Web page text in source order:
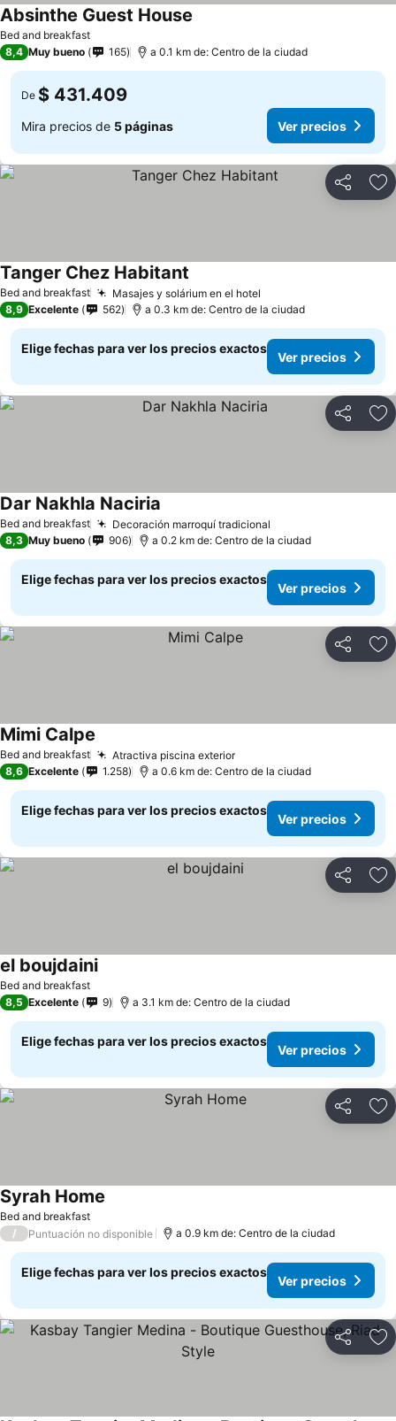
Bed and breakfast
Absinthe Guest House
8,4 Muy bueno 165 a 0.1 km de: Centro de la ciudad
De $ 431.409
Mira precios de 5 páginas Ver precios
Compartir
Bed and breakfast Masajes y solárium en el hotel
Tanger Chez Habitant
8,9 Excelente 562 a 0.3 km de: Centro de la ciudad
Elige fechas para ver los precios exactos
Ver precios
Compartir
Bed and breakfast Decoración marroquí tradicional
Dar Nakhla Naciria
8,3 Muy bueno 906 a 0.2 km de: Centro de la ciudad
Elige fechas para ver los precios exactos
Ver precios
Compartir
Bed and breakfast Atractiva piscina exteriorVer precios
Mimi Calpe
8,6 Excelente 1.258 a 0.6 km de: Centro de la ciudad
Elige fechas para ver los precios exactos
Ver precios
Compartir
Bed and breakfast
el boujdainiVer precios
8,5 Excelente 9 a 3.1 km de: Centro de la ciudad
Elige fechas para ver los precios exactos
Ver precios
Compartir
Bed and breakfast
Syrah Home
/ Puntuación no disponible a 0.9 km de: Centro de la ciudad
Elige fechas para ver los precios exactos
Ver precios
Compartir